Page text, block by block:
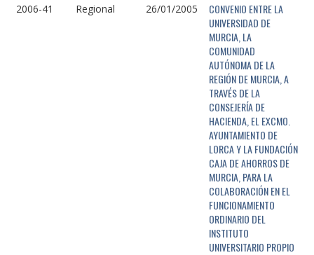
2006-41 Regional 26/01/2005
CONVENIO ENTRE LA
UNIVERSIDAD DE
MURCIA, LA
COMUNIDAD
AUTÓNOMA DE LA
REGIÓN DE MURCIA, A
TRAVÉS DE LA
CONSEJERÍA DE
HACIENDA, EL EXCMO.
AYUNTAMIENTO DE
LORCA Y LA FUNDACIÓN
CAJA DE AHORROS DE
MURCIA, PARA LA
COLABORACIÓN EN EL
FUNCIONAMIENTO
ORDINARIO DEL
INSTITUTO
UNIVERSITARIO PROPIO